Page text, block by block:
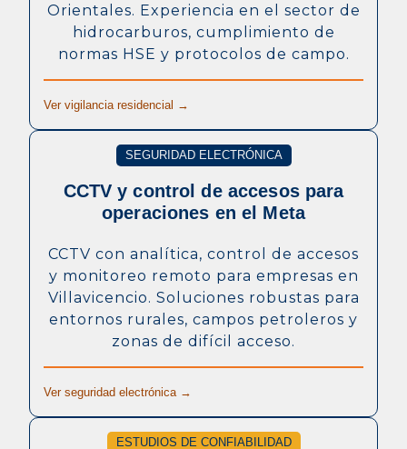
Orientales. Experiencia en el sector de
hidrocarburos, cumplimiento de
normas HSE y protocolos de campo.
Ver vigilancia residencial →
SEGURIDAD ELECTRÓNICA
CCTV y control de accesos para
operaciones en el Meta
CCTV con analítica, control de accesos
y monitoreo remoto para empresas en
Villavicencio. Soluciones robustas para
entornos rurales, campos petroleros y
zonas de difícil acceso.
Ver seguridad electrónica →
ESTUDIOS DE CONFIABILIDAD